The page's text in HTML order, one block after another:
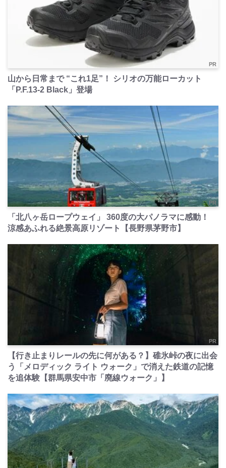
PR
山から日常まで “これ1足”！ シリオの万能ローカット
「P.F.13-2 Black」登場
PR
「北八ヶ岳ロープウェイ」 360度の大パノラマに感動！
涼感あふれる絶景高原リゾート【長野県茅野市】
PR
【行き止まりレールの先に何がある？】碓氷峠の夜に出会
う「メロディック ライト ウォーク」で消えた鉄道の記憶
を追体験【群馬県安中市「廃線ウォーク」】